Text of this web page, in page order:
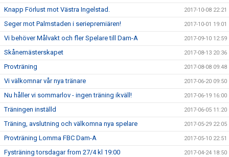
Knapp Förlust mot Västra Ingelstad. 2017-10-08 22:21
Seger mot Palmstaden i seriepremiären! 2017-10-01 19:01
Vi behöver Målvakt och fler Spelare till Dam-A 2017-09-10 12:59
Skånemästerskapet 2017-08-13 20:36
Provträning 2017-08-08 09:48
Vi välkomnar vår nya tränare 2017-06-20 09:50
Nu håller vi sommarlov - ingen träning ikväll! 2017-06-19 16:00
Träningen inställd 2017-06-05 11:20
Träning, avslutning och välkomna nya spelare 2017-05-29 22:05
Provträning Lomma FBC Dam-A 2017-05-10 22:51
Fysträning torsdagar from 27/4 kl 19:00 2017-04-24 18:50